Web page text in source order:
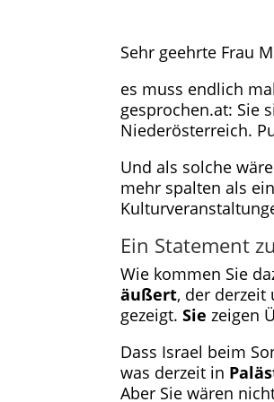
Sehr geehrte Frau
es muss endlich
gesprochen.at: Sie
Niederösterreich.
Und als solche
mehr spalten als
Ein Statement
Wie kommen Sie
äußert, der derzeit
gezeigt.Sie zeigen
Dass Israel beim
was derzeit in
Aber Sie wären